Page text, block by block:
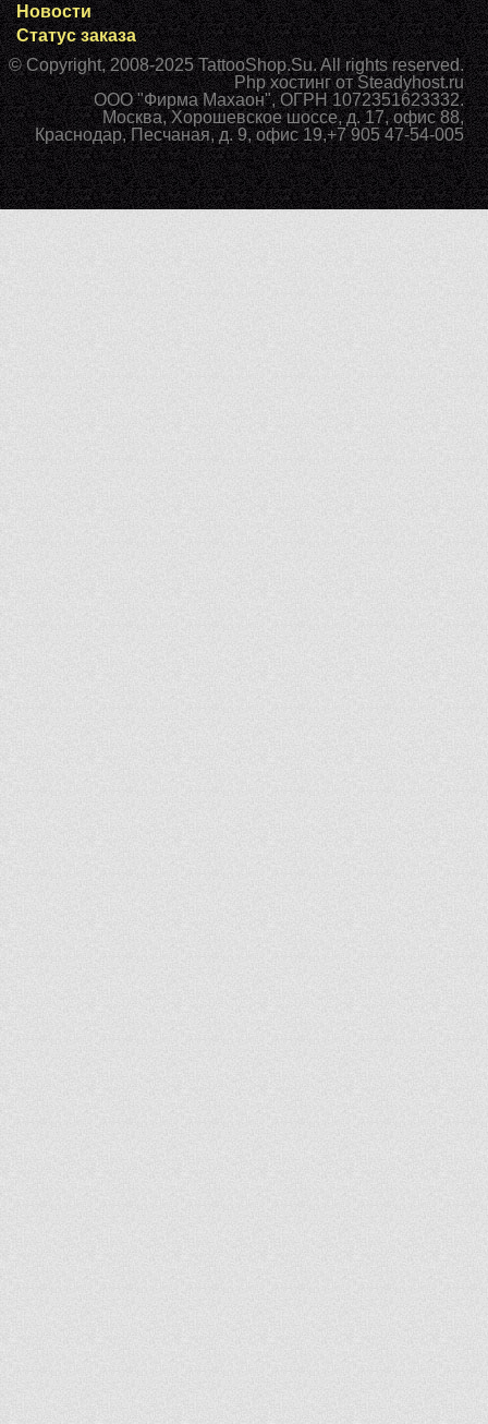
Новости
Статус заказа
© Copyright, 2008-2025TattooShop.Su. All rights reserved.
Php хостингот Steadyhost.ru
ООО "Фирма Махаон", ОГРН 1072351623332.
Москва,Хорошевское шоссе, д. 17, офис 88,
Краснодар,Песчаная, д. 9, офис 19,+7 905 47-54-005